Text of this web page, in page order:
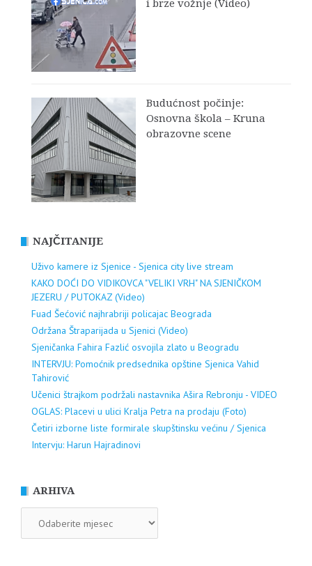
i brze vožnje (Video)
Budućnost počinje:
Osnovna škola – Kruna
obrazovne scene
NAJČITANIJE
Uživo kamere iz Sjenice - Sjenica city live stream
KAKO DOĆI DO VIDIKOVCA "VELIKI VRH" NA SJENIČKOM
JEZERU / PUTOKAZ (Video)
Fuad Šećović najhrabriji policajac Beograda
Održana Štraparijada u Sjenici (Video)
Sjeničanka Fahira Fazlić osvojila zlato u Beogradu
INTERVJU: Pomoćnik predsednika opštine Sjenica Vahid
Tahirović
Učenici štrajkom podržali nastavnika Ašira Rebronju - VIDEO
OGLAS: Placevi u ulici Kralja Petra na prodaju (Foto)
Četiri izborne liste formirale skupštinsku većinu / Sjenica
Intervju: Harun Hajradinovi
ARHIVA